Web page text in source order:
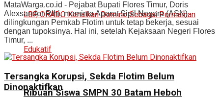
Ribuan Siswa SMPN 30 Batam Heboh
MataWarga.co.id - Pejabat Bupati Flores Timur, Doris
Alexsander Rihi, meminta Aparat Sipil Negara (ASN)
dilingkungan Pemkab Flotim untuk tetap bekerja, sesuai
dengan tupoksinya. Hal ini, setelah Kejaksaan Negeri Flores
Timur, ...
Tersangka Korupsi, Sekda Flotim Belum
Dinonaktifkan